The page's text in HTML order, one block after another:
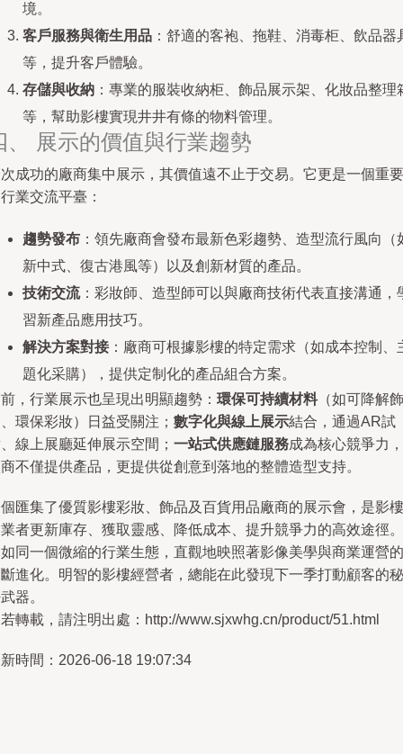
境。
客戶服務與衛生用品 ：舒適的客袍、拖鞋、消毒柜、飲品器
等，提升客戶體驗。
存儲與收納 ：專業的服裝收納柜、飾品展示架、化妝品整理
等，幫助影樓實現井井有條的物料管理。
、 展示的價值與行業趨勢
成功的廠商集中展示，其價值遠不止于交易。它更是一個重要
業交流平臺：
趨勢發布 ：領先廠商會發布最新色彩趨勢、造型流行風向（
新中式、復古港風等）以及創新材質的產品。
技術交流：彩妝師、造型師可以與廠商技術代表直接溝通，
習新產品應用技巧。
解決方案對接 ：廠商可根據影樓的特定需求（如成本控制、
題化采購），提供定制化的產品組合方案。
，行業展示也呈現出明顯趨勢： 環保可持續材料（如可降解飾
環保彩妝）日益受關注； 數字化與線上展示結合，通過AR試
線上展廳延伸展示空間； 一站式供應鏈服務成為核心競爭力，
不僅提供產品，更提供從創意到落地的整體造型支持。
匯集了優質影樓彩妝、飾品及百貨用品廠商的展示會，是影樓
者更新庫存、獲取靈感、降低成本、提升競爭力的高效途徑。
同一個微縮的行業生態，直觀地映照著影像美學與商業運營的
進化。明智的影樓經營者，總能在此發現下一季打動顧客的秘
器。
轉載，請注明出處：http://www.sjxwhg.cn/product/51.html
時間：2026-06-18 19:07:34